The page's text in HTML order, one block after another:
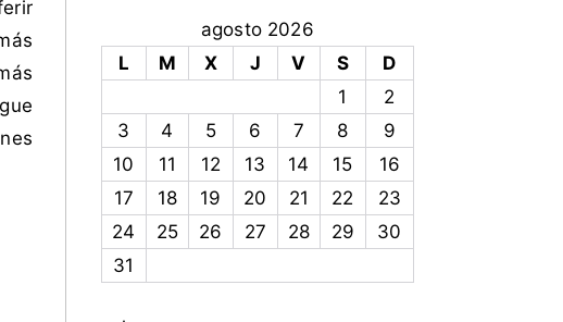
agosto 2026
L
M X J V S
D
1
2
3
4 5 6 7 8
9
10
11 12 13 14 15
16
17
18 19 20 21 22
23
24
25 26 27 28 29
30
31